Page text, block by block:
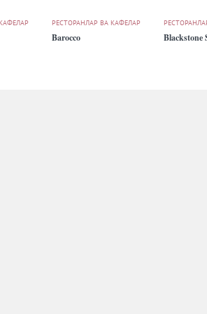
РЕСТОРАНЛАР ВА КАФЕЛАР
Barocco Blackstone